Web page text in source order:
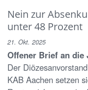
Nein zur
unter 48 Prozent
21. Okt. 2025
Offener Brief an die
Der
KAB Aachen setzen